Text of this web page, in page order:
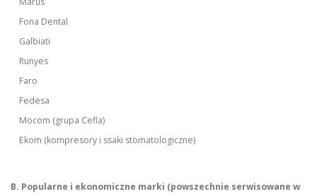
Fona Dental
Galbiati
Runyes
Faro
Fedesa
Mocom (grupa Cefla)
Ekom (kompresory i ssaki stomatologiczne)
B. Popularne i ekonomiczne marki (powszechnie serwisowane w